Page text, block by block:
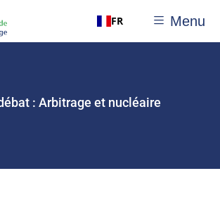
Menu
FR
: Arbitrage et nucléaire